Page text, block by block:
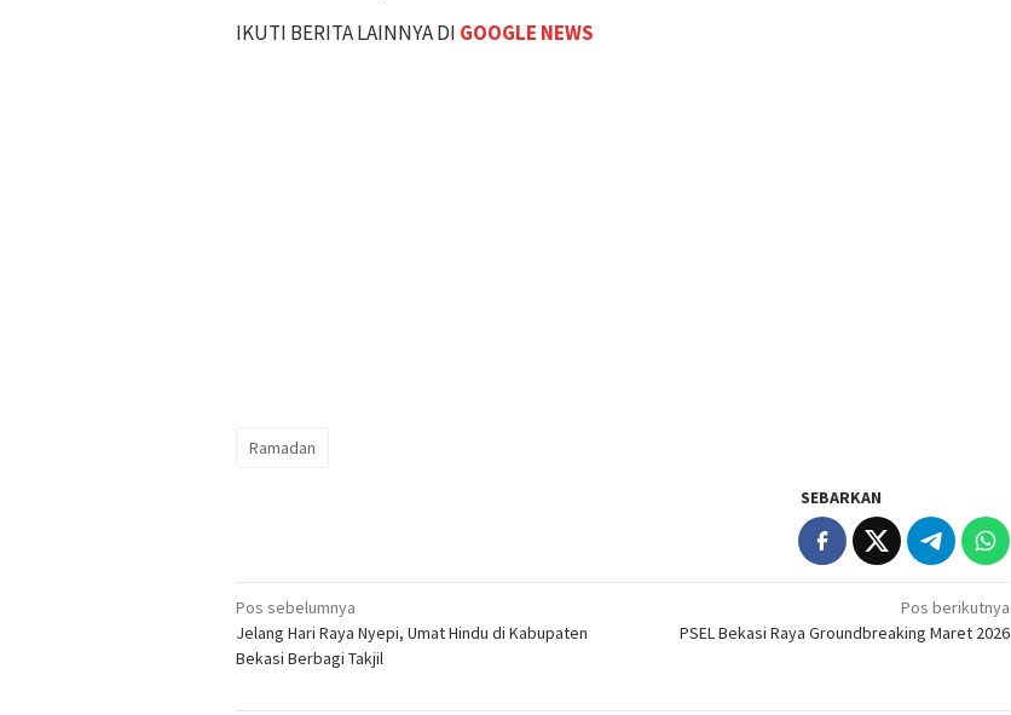
IKUTI BERITA LAINNYA DI GOOGLE NEWS
Ramadan
SEBARKAN
Navigasi
pos
Pos sebelumnya
Jelang Hari Raya Nyepi, Umat Hindu di Kabupaten
Bekasi Berbagi Takjil
Pos berikutnya
PSEL Bekasi Raya Groundbreaking Maret 2026